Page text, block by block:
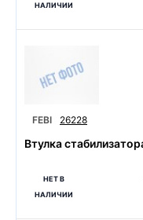
НАЛИЧИИ
FEBI 26228
Втулка
НЕТ В
НАЛИЧИИ